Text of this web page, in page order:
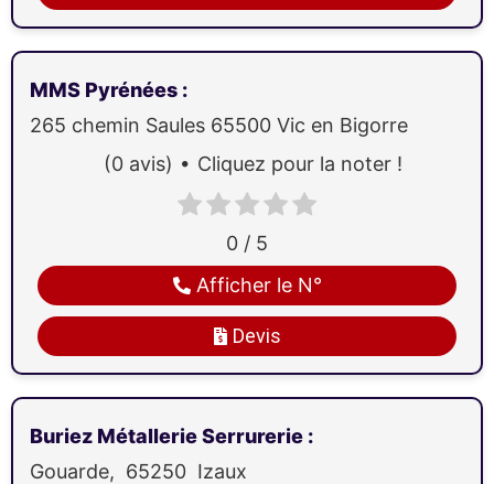
MMS Pyrénées :
265 chemin Saules 65500 Vic en Bigorre
Devis
Afficher le N°
0 / 5
(0 avis) Cliquez pour la noter !
Buriez Métallerie Serrurerie :
Gouarde, 65250 Izaux